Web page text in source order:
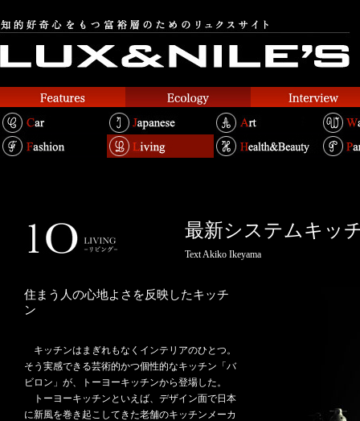
最新システムキッ
Text Akiko Ikeyama
住まう人の心地よさを反映したキッチ
ン
キッチンはまぎれもなくインテリアのひとつ。
そう実感できる芸術的かつ個性的なキッチン「バ
ビロン」が、トーヨーキッチンから登場した。
トーヨーキッチンといえば、デザイン面で日本
に新風を巻き起こしてきた老舗のキッチンメーカ